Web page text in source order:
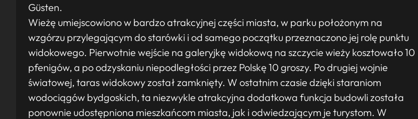
Güsten.
Wieżę umiejscowiono w bardzo atrakcyjnej części miasta, w parku położonym na
wzgórzu przylegającym do starówki i od samego początku przeznaczono jej rolę punktu
widokowego. Pierwotnie wejście na galeryjkę widokową na szczycie wieży kosztowało 10
pfenigów, a po odzyskaniu niepodległości przez Polskę 10 groszy. Po drugiej wojnie
światowej, taras widokowy został zamknięty. W ostatnim czasie dzięki staraniom
wodociągów bydgoskich, ta niezwykle atrakcyjna dodatkowa funkcja budowli została
ponownie udostępniona mieszkańcom miasta, jak i odwiedzającym je turystom. W